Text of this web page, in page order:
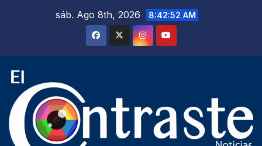
sáb. Ago 8th, 2026 8:42:53 AM